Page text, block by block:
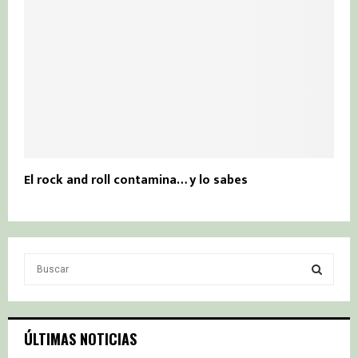
El rock and roll contamina… y lo sabes
c
h
S
ÚLTIMAS NOTICIAS